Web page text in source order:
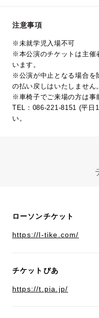
注意事項
※未就学児入場不可
※本公演のチケットは主催
います。
※公演が中止となる場合を
の払い戻しはいたしません。
※車椅子でご来場の方は事
TEL：086-221-8151 (平日
い。
ローソンチケット
https://l-tike.com/
チケットぴあ
https://t.pia.jp/